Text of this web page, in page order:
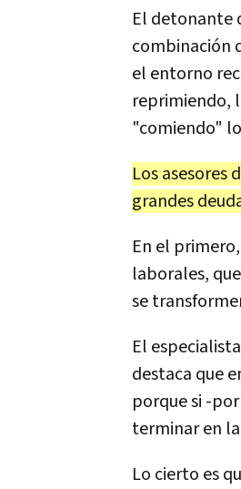
El detonante
combinación
el entorno
reprimiendo,
"comiendo"
Los asesores
grandes
En el
laborales,
se
El
destaca que
porque si -
terminar en
Lo cierto es